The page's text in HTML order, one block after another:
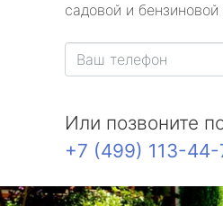
садовой и бензиновой
Или позвоните
+7 (499) 113-44-